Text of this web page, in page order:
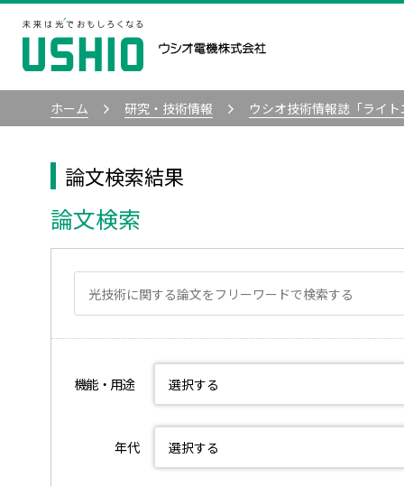
ホーム 研究・技術情報 ウシオ技術情報誌「ライ
論文検索結果
論文検索
機能・用途
年代